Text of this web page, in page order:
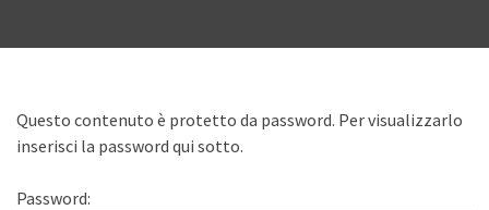
Questo contenuto è protetto da password. Per visualizzarlo
inserisci la password qui sotto.
Password: